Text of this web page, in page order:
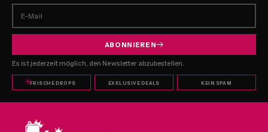
E-Mail
ABONNIEREN
Es ist jederzeit möglich, den Newsletter abzubestellen.
FRISCHE DROPS EXKLUSIVE DEALS KEIN SPAM